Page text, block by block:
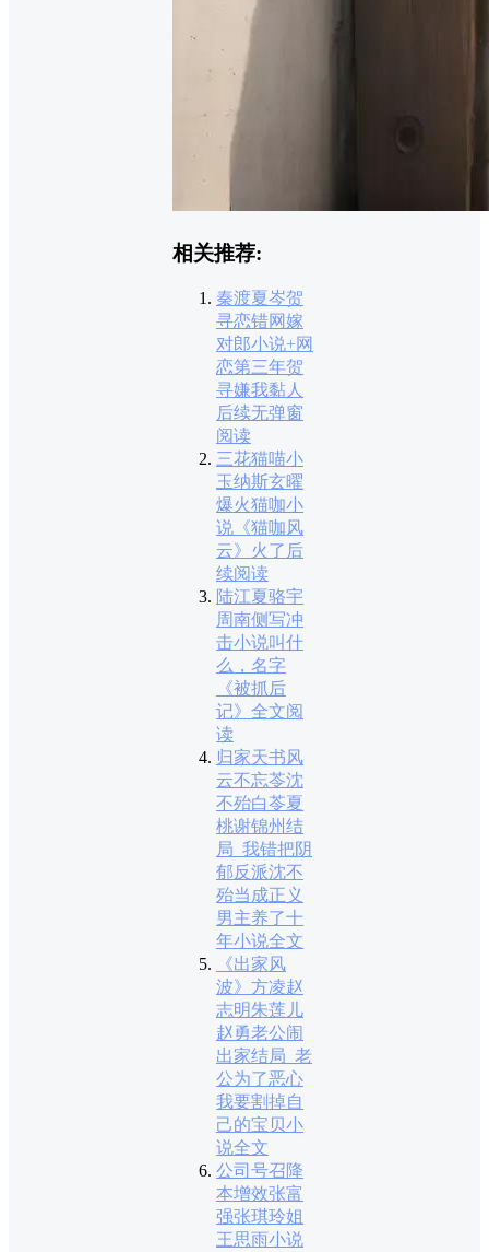
相关推荐:
秦渡夏岑贺
寻恋错网嫁
对郎小说+网
恋第三年贺
寻嫌我黏人
后续无弹窗
阅读
三花猫喵小
玉纳斯玄曜
爆火猫咖小
说《猫咖风
云》火了后
续阅读
陆江夏骆宇
周南侧写冲
击小说叫什
么，名字
《被抓后
记》全文阅
读
归家天书风
云不忘苓沈
不殆白苓夏
桃谢锦州结
局_我错把阴
郁反派沈不
殆当成正义
男主养了十
年小说全文
《出家风
波》方凌赵
志明朱莲儿
赵勇老公闹
出家结局_老
公为了恶心
我要割掉自
己的宝贝小
说全文
公司号召降
本增效张富
强张琪玲姐
王思雨小说